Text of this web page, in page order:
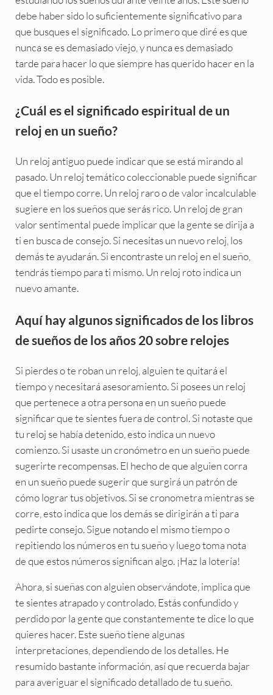
debe haber sido lo suficientemente significativo para
que busques el significado. Lo primero que diré es que
nunca se es demasiado viejo, y nunca es demasiado
tarde para hacer lo que siempre has querido hacer en la
vida. Todo es posible.
¿Cuál es el significado espiritual de un
reloj en un sueño?
Un reloj antiguo puede indicar que se está mirando al
pasado. Un reloj temático coleccionable puede significar
que el tiempo corre. Un reloj raro o de valor incalculable
sugiere en los sueños que serás rico. Un reloj de gran
valor sentimental puede implicar que la gente se dirija a
ti en busca de consejo. Si necesitas un nuevo reloj, los
demás te ayudarán. Si encontraste un reloj en el sueño,
tendrás tiempo para ti mismo. Un reloj roto indica un
nuevo amante.
Aquí hay algunos significados de los libros
de sueños de los años 20 sobre relojes
Si pierdes o te roban un reloj, alguien te quitará el
tiempo y necesitará asesoramiento. Si posees un reloj
que pertenece a otra persona en un sueño puede
significar que te sientes fuera de control. Si notaste que
tu reloj se había detenido, esto indica un nuevo
comienzo. Si usaste un cronómetro en un sueño puede
sugerirte recompensas. El hecho de que alguien corra
en un sueño puede sugerir que surgirá un patrón de
cómo lograr tus objetivos. Si se cronometra mientras se
corre, esto indica que los demás se dirigirán a ti para
pedirte consejo. Sigue notando el mismo tiempo o
repitiendo los números en tu sueño y luego toma nota
de que estos números significan algo. ¡Haz la lotería!
Ahora, si sueñas con alguien observándote, implica que
te sientes atrapado y controlado. Estás confundido y
perdido por la gente que constantemente te dice lo que
quieres hacer. Este sueño tiene algunas
interpretaciones, dependiendo de los detalles. He
resumido bastante información, así que recuerda bajar
para averiguar el significado detallado de tu sueño.